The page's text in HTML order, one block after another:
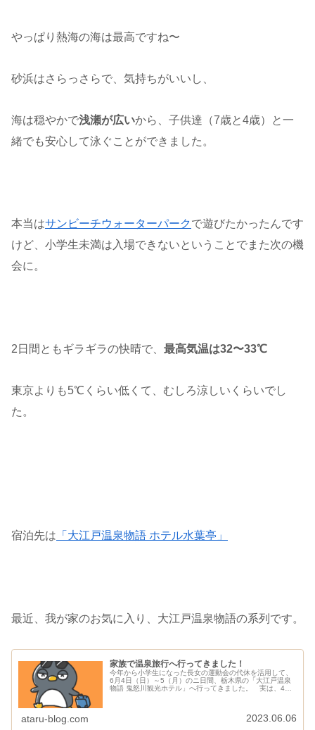
やっぱり熱海の海は最高ですね〜
砂浜はさらっさらで、気持ちがいいし、
海は穏やかで浅瀬が広いから、子供達（7歳と4歳）と一
緒でも安心して泳ぐことができました。
本当はサンビーチウォーターパークで遊びたかったんです
けど、小学生未満は入場できないということでまた次の機
会に。
2日間ともギラギラの快晴で、 最高気温は32〜33℃
東京よりも5℃くらい低くて、むしろ涼しいくらいでし
た。
宿泊先は 「大江戸温泉物語 ホテル水葉亭」
最近、我が家のお気に入り、大江戸温泉物語の系列です。
家族で温泉旅行へ行ってきました！
今年から小学生になった長女の運動会の代休を活用して、
6月4日（日）～5（月）のニ日間、栃木県の「大江戸温泉
物語 鬼怒川観光ホテル」へ行ってきました。 実は、4ヶ
ataru-blog.com 2023.06.06